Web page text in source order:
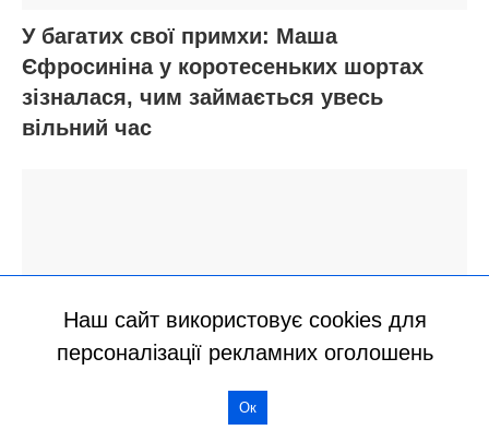
Наш сайт використовує cookies для
персоналізації рекламних оголошень
Ок